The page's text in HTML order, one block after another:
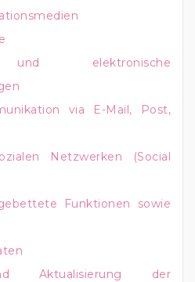
und elektronische
via E-Mail, Post,
Netzwerken (Social
Funktionen sowie
Aktualisierung der